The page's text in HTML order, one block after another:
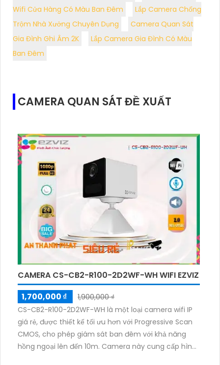
Wifi Cửa Hàng Có Màu Ban Đêm
Lắp Camera Chống
Trộm Nhà Xưởng Chuyên Dụng
Camera Quan Sát
Gia Đình Ghi Âm 2K
Lắp Camera Gia Đình Có Màu
Ban Đêm
CAMERA QUAN SÁT ĐỀ XUẤT
CAMERA CS-CB2-R100-2D2WF-WH WIFI EZVIZ
1,700,000 ₫
1,900,000 ₫
CS-CB2-R100-2D2WF-WH là một loại camera wifi IP
giá rẻ, được thiết kế tối ưu hơn với Progressive Scan
CMOS, cho phép giám sát ban đêm với khả năng
hồng ngoại lên đến 10m. Camera này cung cấp hình